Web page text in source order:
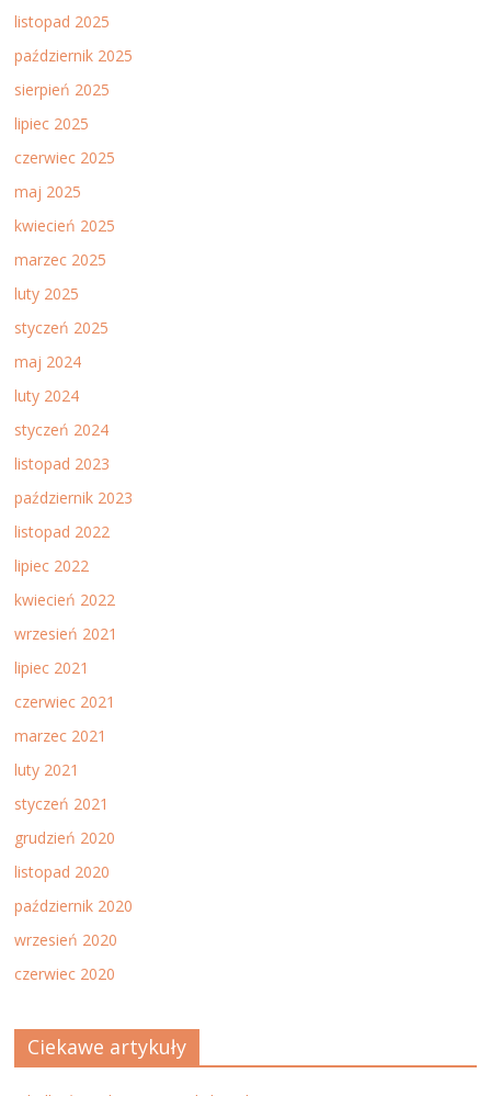
listopad 2025
październik 2025
sierpień 2025
lipiec 2025
czerwiec 2025
maj 2025
kwiecień 2025
marzec 2025
luty 2025
styczeń 2025
maj 2024
luty 2024
styczeń 2024
listopad 2023
październik 2023
listopad 2022
lipiec 2022
kwiecień 2022
wrzesień 2021
lipiec 2021
czerwiec 2021
marzec 2021
luty 2021
styczeń 2021
grudzień 2020
listopad 2020
październik 2020
wrzesień 2020
czerwiec 2020
Ciekawe artykuły